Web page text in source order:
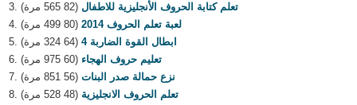
تعلم كتابة الحروف الأنجليزية للاطفال (82 565 مرة)
لعبة تعلم الحروف 2014
(80 499 مرة)
ابطال القوة الضاربة 4
(64 324 مرة)
تعليم حروف الهجاء (60 975 مرة)
نزع حمالة صدر البنات (56 851 مرة)
تعلم الحروف الانجليزية (48 528 مرة)